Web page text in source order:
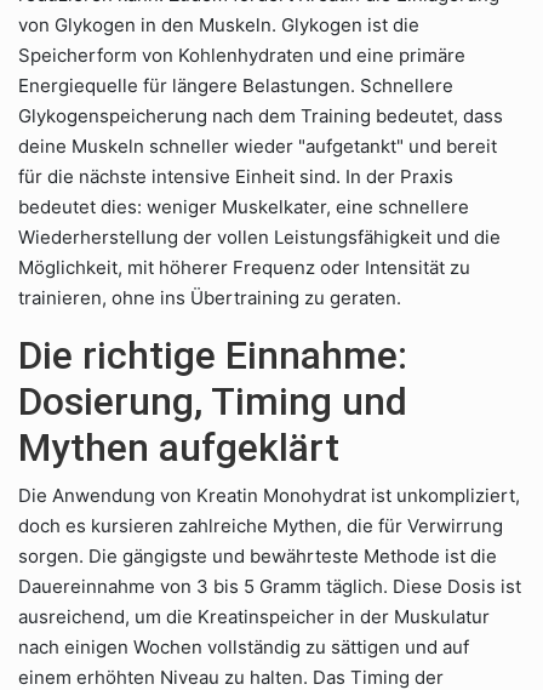
von Glykogen in den Muskeln. Glykogen ist die
Speicherform von Kohlenhydraten und eine primäre
Energiequelle für längere Belastungen. Schnellere
Glykogenspeicherung nach dem Training bedeutet, dass
deine Muskeln schneller wieder "aufgetankt" und bereit
für die nächste intensive Einheit sind. In der Praxis
bedeutet dies: weniger Muskelkater, eine schnellere
Wiederherstellung der vollen Leistungsfähigkeit und die
Möglichkeit, mit höherer Frequenz oder Intensität zu
trainieren, ohne ins Übertraining zu geraten.
Die richtige Einnahme:
Dosierung, Timing und
Mythen aufgeklärt
Die Anwendung von Kreatin Monohydrat ist unkompliziert,
doch es kursieren zahlreiche Mythen, die für Verwirrung
sorgen. Die gängigste und bewährteste Methode ist die
Dauereinnahme von 3 bis 5 Gramm täglich. Diese Dosis ist
ausreichend, um die Kreatinspeicher in der Muskulatur
nach einigen Wochen vollständig zu sättigen und auf
einem erhöhten Niveau zu halten. Das Timing der